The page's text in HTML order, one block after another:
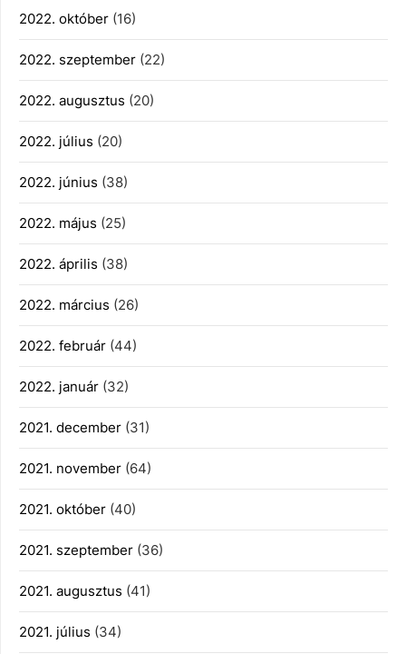
2022. október (16)
2022. szeptember (22)
2022. augusztus (20)
2022. július (20)
2022. június (38)
2022. május (25)
2022. április (38)
2022. március (26)
2022. február (44)
2022. január (32)
2021. december (31)
2021. november (64)
2021. október (40)
2021. szeptember (36)
2021. augusztus (41)
2021. július (34)